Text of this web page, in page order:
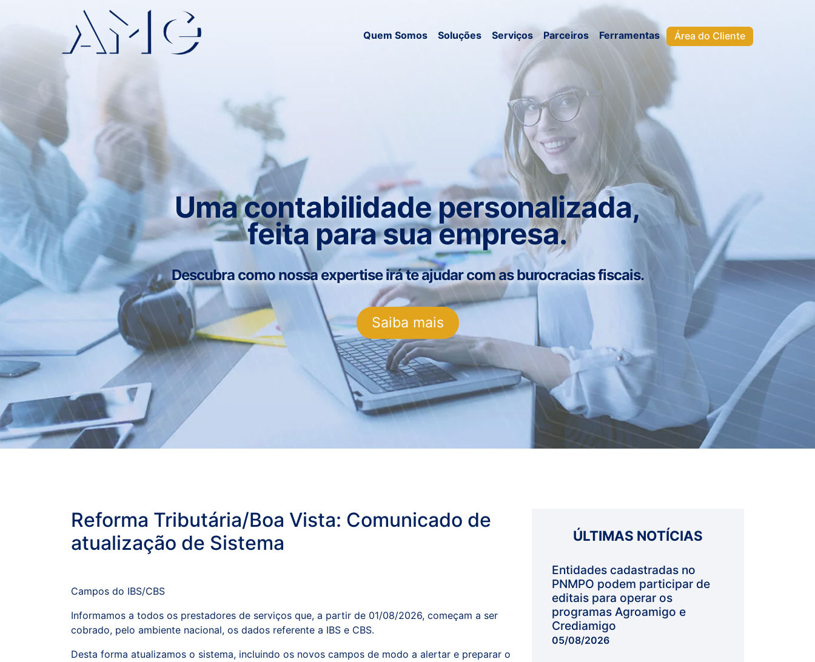
Quem Somos Soluções Serviços Parceiros Ferramentas Área do Cliente
Uma contabilidade personalizada,
feita para sua empresa.
Descubra como nossa expertise irá te ajudar com as burocracias fiscais.
Saiba mais
Reforma Tributária/Boa Vista: Comunicado de
atualização de Sistema
Campos do IBS/CBS
Informamos a todos os prestadores de serviços que, a partir de 01/08/2026, começam a ser
cobrado, pelo ambiente nacional, os dados referente a IBS e CBS.
Desta forma atualizamos o sistema, incluindo os novos campos de modo a alertar e preparar o
ÚLTIMAS NOTÍCIAS
Entidades cadastradas no
PNMPO podem participar de
editais para operar os
programas Agroamigo e
Crediamigo
05/08/2026